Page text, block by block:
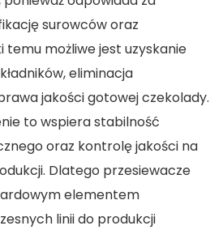
surowców oraz
temu możliwe jest uzyskanie
eliminacja
jakości gotowej czekolady.
to wspiera stabilność
oraz kontrolę jakości na
Dlatego przesiewacze
elementem
linii do produkcji